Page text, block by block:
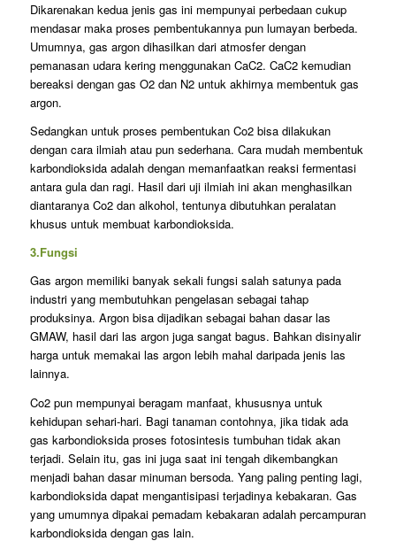
Dikarenakan kedua jenis gas ini mempunyai perbedaan cukup
mendasar maka proses pembentukannya pun lumayan berbeda.
Umumnya, gas argon dihasilkan dari atmosfer dengan
pemanasan udara kering menggunakan CaC2. CaC2 kemudian
bereaksi dengan gas O2 dan N2 untuk akhirnya membentuk gas
argon.
Sedangkan untuk proses pembentukan Co2 bisa dilakukan
dengan cara ilmiah atau pun sederhana. Cara mudah membentuk
karbondioksida adalah dengan memanfaatkan reaksi fermentasi
antara gula dan ragi. Hasil dari uji ilmiah ini akan menghasilkan
diantaranya Co2 dan alkohol, tentunya dibutuhkan peralatan
khusus untuk membuat karbondioksida.
3.Fungsi
Gas argon memiliki banyak sekali fungsi salah satunya pada
industri yang membutuhkan pengelasan sebagai tahap
produksinya. Argon bisa dijadikan sebagai bahan dasar las
GMAW, hasil dari las argon juga sangat bagus. Bahkan disinyalir
harga untuk memakai las argon lebih mahal daripada jenis las
lainnya.
Co2 pun mempunyai beragam manfaat, khususnya untuk
kehidupan sehari-hari. Bagi tanaman contohnya, jika tidak ada
gas karbondioksida proses fotosintesis tumbuhan tidak akan
terjadi. Selain itu, gas ini juga saat ini tengah dikembangkan
menjadi bahan dasar minuman bersoda. Yang paling penting lagi,
karbondioksida dapat mengantisipasi terjadinya kebakaran. Gas
yang umumnya dipakai pemadam kebakaran adalah percampuran
karbondioksida dengan gas lain.